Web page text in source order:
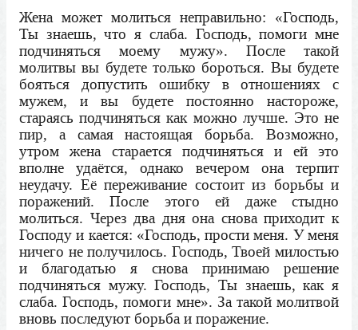
Жена может молиться неправильно: «Господь,
Ты знаешь, что я слаба. Господь, помоги мне
подчиняться моему мужу». После такой
молитвы вы будете только бороться. Вы будете
бояться допустить ошибку в отношениях с
мужем, и вы будете постоянно настороже,
стараясь подчиняться как можно лучше. Это не
пир, а самая настоящая борьба. Возможно,
утром жена старается подчиняться и ей это
вполне удаётся, однако вечером она терпит
неудачу. Её переживание состоит из борьбы и
поражений. После этого ей даже стыдно
молиться. Через два дня она снова приходит к
Господу и кается: «Господь, прости меня. У меня
ничего не получилось. Господь, Твоей милостью
и благодатью я снова принимаю решение
подчиняться мужу. Господь, Ты знаешь, как я
слаба. Господь, помоги мне». За такой молитвой
вновь последуют борьба и поражение.